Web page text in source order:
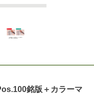
銘版＋カラーマ